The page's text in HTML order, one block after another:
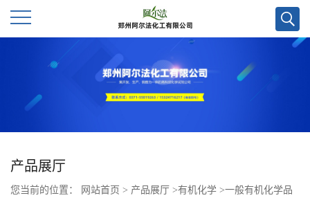
公
产品展厅
您当前的位置： 网站首页 > 产品展厅 >有机化学 >一般有机化学品